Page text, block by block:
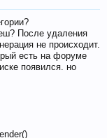
После удаления
не происходит.
есть на форуме
появился. но